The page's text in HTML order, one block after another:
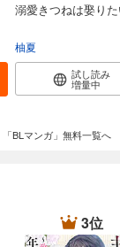
溺愛きつねは娶り
柚夏
試し読み
増量中
「BLマンガ」無料一覧へ
3位